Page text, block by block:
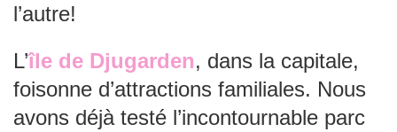
l’autre!
L’île de Djugarden, dans la capitale,
foisonne d’attractions familiales. Nous
avons déjà testé l’incontournable parc